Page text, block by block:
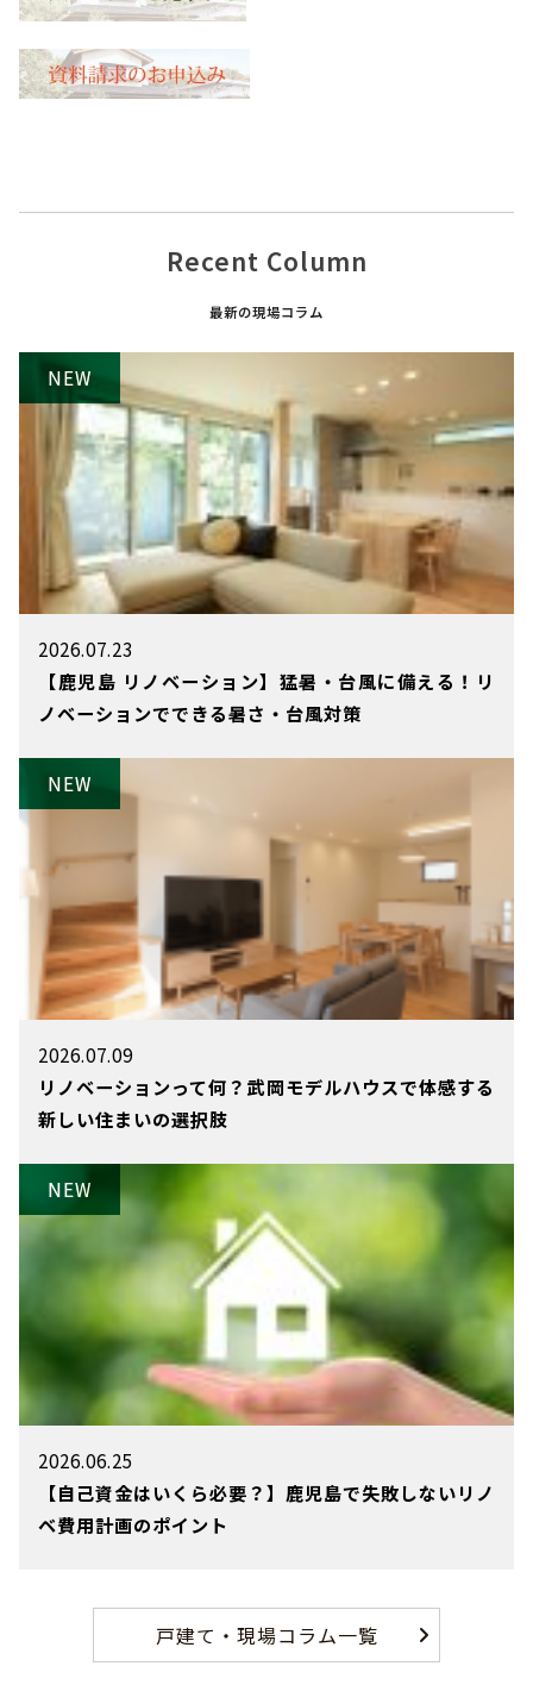
Recent Column
最新の現場コラム
2026.07.23
【鹿児島 リノベーション】猛暑・台風に備える！リ
ノベーションでできる暑さ・台風対策
2026.07.09
リノベーションって何？武岡モデルハウスで体感する
新しい住まいの選択肢
2026.06.25
【自己資金はいくら必要？】鹿児島で失敗しないリノ
ベ費用計画のポイント
戸建て・現場コラム一覧